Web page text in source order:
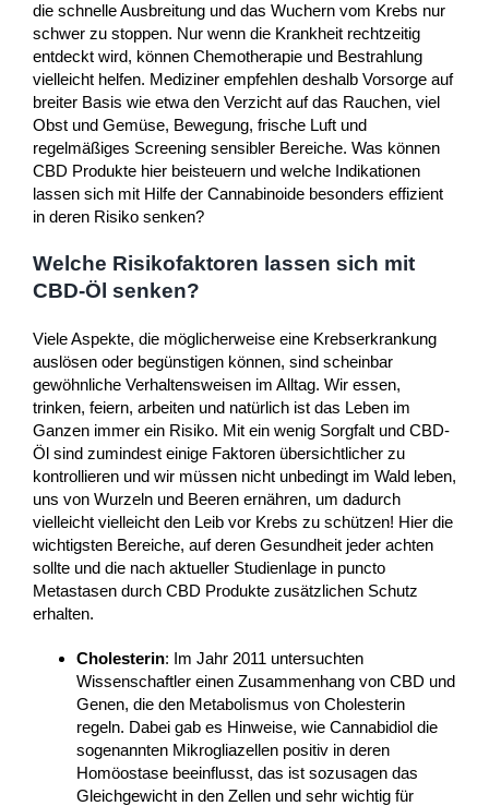
die schnelle Ausbreitung und das Wuchern vom Krebs nur
schwer zu stoppen. Nur wenn die Krankheit rechtzeitig
entdeckt wird, können Chemotherapie und Bestrahlung
vielleicht helfen. Mediziner empfehlen deshalb Vorsorge auf
breiter Basis wie etwa den Verzicht auf das Rauchen, viel
Obst und Gemüse, Bewegung, frische Luft und
regelmäßiges Screening sensibler Bereiche. Was können
CBD Produkte hier beisteuern und welche Indikationen
lassen sich mit Hilfe der Cannabinoide besonders effizient
in deren Risiko senken?
Welche Risikofaktoren lassen sich mit
CBD-Öl senken?
Viele Aspekte, die möglicherweise eine Krebserkrankung
auslösen oder begünstigen können, sind scheinbar
gewöhnliche Verhaltensweisen im Alltag. Wir essen,
trinken, feiern, arbeiten und natürlich ist das Leben im
Ganzen immer ein Risiko. Mit ein wenig Sorgfalt und CBD-
Öl sind zumindest einige Faktoren übersichtlicher zu
kontrollieren und wir müssen nicht unbedingt im Wald leben,
uns von Wurzeln und Beeren ernähren, um dadurch
vielleicht vielleicht den Leib vor Krebs zu schützen! Hier die
wichtigsten Bereiche, auf deren Gesundheit jeder achten
sollte und die nach aktueller Studienlage in puncto
Metastasen durch CBD Produkte zusätzlichen Schutz
erhalten.
Cholesterin: Im Jahr 2011 untersuchten
Wissenschaftler einen Zusammenhang von CBD und
Genen, die den Metabolismus von Cholesterin
regeln. Dabei gab es Hinweise, wie Cannabidiol die
sogenannten Mikrogliazellen positiv in deren
Homöostase beeinflusst, das ist sozusagen das
Gleichgewicht in den Zellen und sehr wichtig für